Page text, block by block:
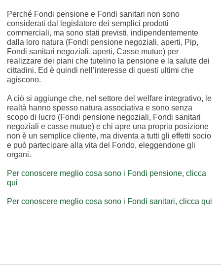
Perché Fondi pensione e Fondi sanitari non sono
considerati dal legislatore dei semplici prodotti
commerciali, ma sono stati previsti, indipendentemente
dalla loro natura (Fondi pensione negoziali, aperti, Pip,
Fondi sanitari negoziali, aperti, Casse mutue) per
realizzare dei piani che tutelino la pensione e la salute dei
cittadini. Ed è quindi nell’interesse di questi ultimi che
agiscono.
A ciò si aggiunge che, nel settore del welfare integrativo, le
realtà hanno spesso natura associativa e sono senza
scopo di lucro (Fondi pensione negoziali, Fondi sanitari
negoziali e casse mutue) e chi apre una propria posizione
non è un semplice cliente, ma diventa a tutti gli effetti socio
e può partecipare alla vita del Fondo, eleggendone gli
organi.
Per conoscere meglio cosa sono i Fondi pensione, clicca
qui
Per conoscere meglio cosa sono i Fondi sanitari, clicca qui